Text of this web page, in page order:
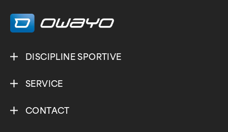
DISCIPLINE SPORTIVE
SERVICE
CONTACT